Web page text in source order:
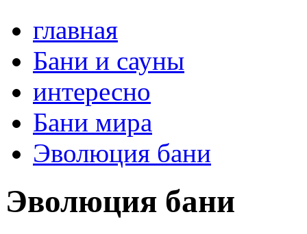
главная
Бани и сауны
интересно
Бани мира
Эволюция бани
Эволюция бани